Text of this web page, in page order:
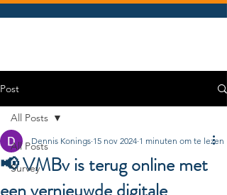
Post
All Posts
Survey
All Posts
📢 VMBv is terug online met
Dennis Konings 15 nov 2024 1 minuten om te lezen